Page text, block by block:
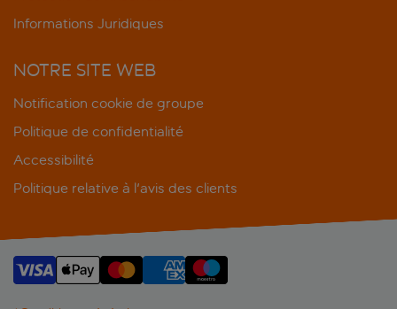
Informations Juridiques
NOTRE SITE WEB
Notification cookie de groupe
Politique de confidentialité
Accessibilité
Politique relative à l'avis des clients